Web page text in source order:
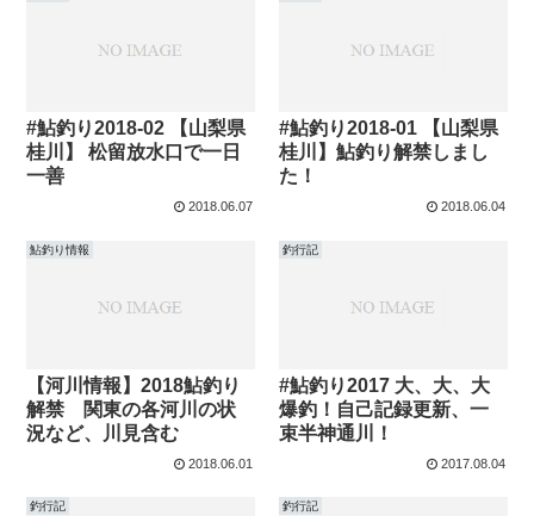
#鮎釣り2018-02 【山梨県
桂川】 松留放水口で一日
一善
2018.06.07
#鮎釣り2018-01 【山梨県
桂川】鮎釣り解禁しまし
た！
2018.06.04
鮎釣り情報
【河川情報】2018鮎釣り
解禁 関東の各河川の状
況など、川見含む
2018.06.01
釣行記
#鮎釣り2017 大、大、大
爆釣！自己記録更新、一
束半神通川！
2017.08.04
釣行記 釣行記